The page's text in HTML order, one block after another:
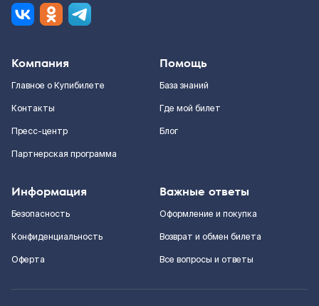
Компания
Главное о Купибилете
Контакты
Пресс-центр
Партнерская программа
Помощь
База знаний
Где мой билет
Блог
Информация
Безопасность
Конфиденциальность
Оферта
Важные ответы
Оформление и покупка
Возврат и обмен билета
Все вопросы и ответы